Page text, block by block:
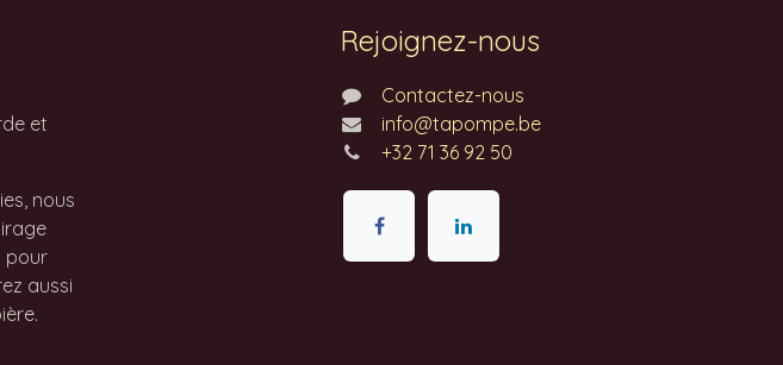
et
nous
pour
aussi
Rejoignez-nous
Contactez-nous
info@tapompe.be
+32 71 36 92 50